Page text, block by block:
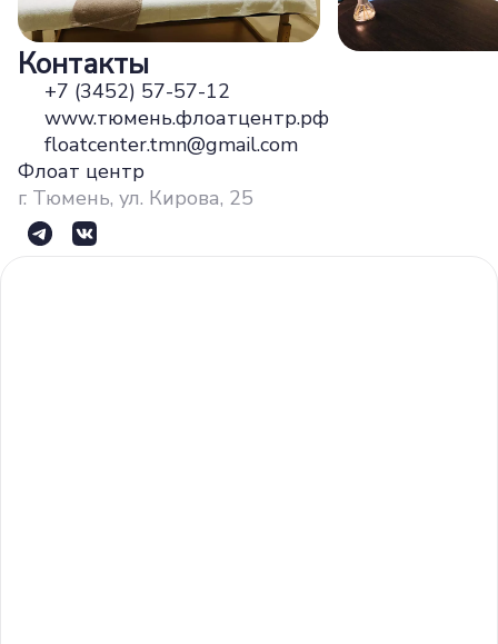
Контакты
+7 (3452) 57-57-12
www.тюмень.флоатцентр.рф
floatcenter.tmn@gmail.com
Флоат центр
г. Тюмень, ул. Кирова, 25